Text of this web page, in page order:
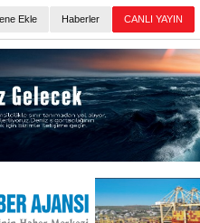
Ekle Haberler CANLI YAYIN